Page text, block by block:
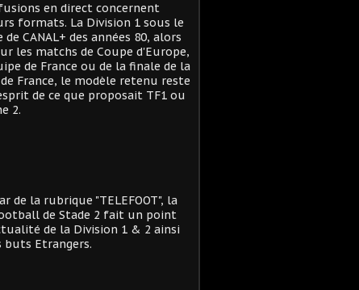
en direct concernent
formats. La Division 1 sous le
de CANAL+ des années 80, alors
les matchs de Coupe d'Europe,
de France ou de la finale de la
France, le modèle retenu reste
de ce que proposait TF1 ou
2.
de la rubrique "TELEFOOT", la
de Stade 2 fait un point
de la Division 1 & 2 ainsi
buts Etrangers.